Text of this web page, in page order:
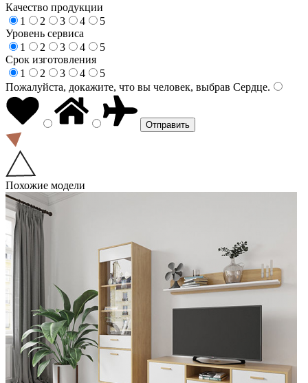
Качество продукции
1
2 3 4
5
Уровень сервиса
1
2 3 4
5
Срок изготовления
1
2 3 4
5
Пожалуйста, докажите, что вы человек, выбрав Сердце.
Похожие модели